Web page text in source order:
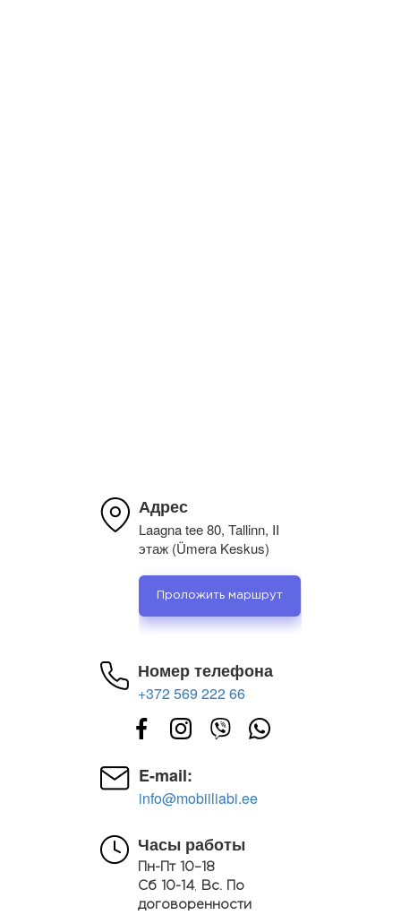
Адрес
Laagna tee 80, Tallinn, II
этаж (Ümera Keskus)
Проложить маршрут
Номер телефона
+372 569 222 66
E-mail:
info@mobiiliabi.ee
Часы работы
Пн-Пт 10–18
Сб 10-14,
Вс. По
договоренности